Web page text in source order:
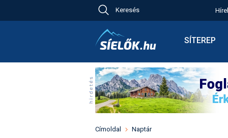
Keresés
SÍTEREP
Síbérletárak
Toplista
Címoldal Naptár